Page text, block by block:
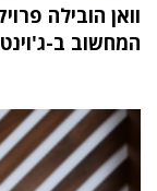
המחשוב ב-ג'וינט